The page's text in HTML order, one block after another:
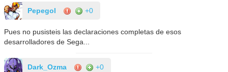
Pepegol +0
Pues no pusisteis las declaraciones completas de esos
desarrolladores de Sega...
Dark_Ozma +0